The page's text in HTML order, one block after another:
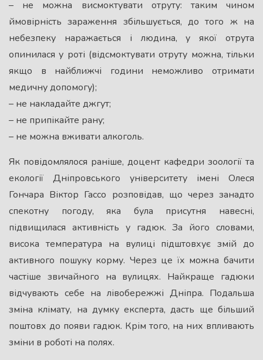
– не можна висмоктувати отруту: таким чином
ймовірність зараження збільшується, до того ж на
небезпеку наражається і людина, у якої отрута
опинилася у роті (відсмоктувати отруту можна, тільки
якщо в найближчі години неможливо отримати
медичну допомогу);
– не накладайте джгут;
– не припікайте рану;
– не можна вживати алкоголь.
Як повідомлялося раніше, доцент кафедри зоології та
екології Дніпровського університету імені Олеся
Гончара Віктор Гассо розповідав, що через занадто
спекотну погоду, яка була присутня навесні,
підвищилася активність у гадюк. За його словами,
висока температура на вулиці підштовхує змій до
активного пошуку корму. Через це їх можна бачити
частіше звичайного на вулицях. Найкраще гадюки
відчувають себе на лівобережжі Дніпра. Подальша
зміна клімату, на думку експерта, дасть ще більший
поштовх до появи гадюк. Крім того, на них впливають
зміни в роботі на полях.